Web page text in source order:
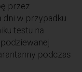
przez
dni w przypadku
testu na
podczas